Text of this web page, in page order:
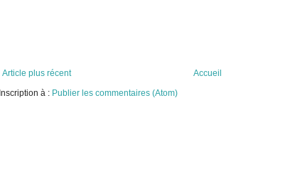
Article plus récent
Accueil
Inscription à : Publier les commentaires (Atom)